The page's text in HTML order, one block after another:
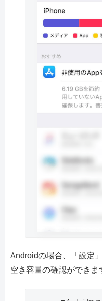
Androidの場合、「設定
空き容量の確認ができま